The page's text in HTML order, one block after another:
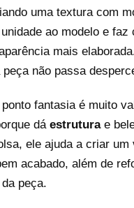
uma textura com
ao modelo e faz
mais
não passa
fantasia é muito
dá estruturae
ele ajuda a criar um
acabado, além de
peça.